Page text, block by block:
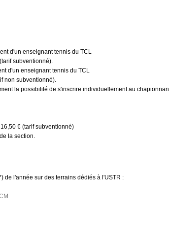
d'un enseignant tennis du TCL
subventionné).
d'un enseignant tennis du TCL
subventionné).
la possibilité de s'inscrire individuellement au
€ (tarif subventionné)
la section.
de l'année sur des terrains dédiés à l'USTR :